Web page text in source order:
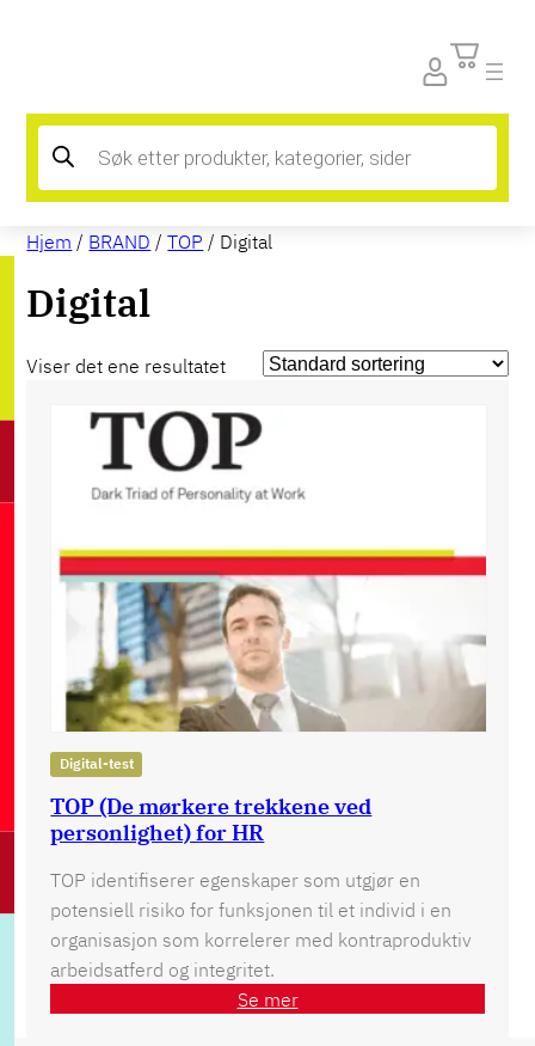
Products
search
Hjem / BRAND /TOP / Digital
Digital
Viser det ene resultatet
Digital-test
TOP (De mørkere trekkene ved
personlighet) for HR
TOP identifiserer egenskaper som utgjør en
potensiell risiko for funksjonen til et individ i en
organisasjon som korrelerer med kontraproduktiv
arbeidsatferd og integritet.
Se mer